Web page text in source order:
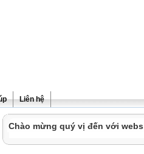
Liên hệ
Chào mừng quý vị đến với